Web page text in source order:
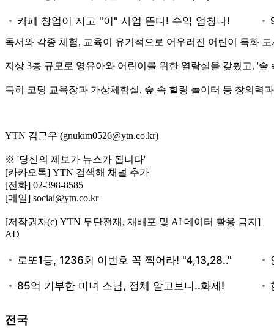
독서와 각종 체험, 교육이 유기적으로 어우러진 어린이 특화
지상 3층 규모로 영유아와 어린이를 위한 열람실을 갖췄고, '
특히 코딩 교육장과 가상체험실, 숲 속 힐링 놀이터 등 창의력
YTN 김근우 (gnukim0526@ytn.co.kr)
※ '당신의 제보가 뉴스가 됩니다'
[카카오톡] YTN 검색해 채널 추가
[전화] 02-398-8585
[메일] social@ytn.co.kr
[저작권자(c) YTN 무단전재, 재배포 및 AI 데이터 활용 금지]
AD
전국